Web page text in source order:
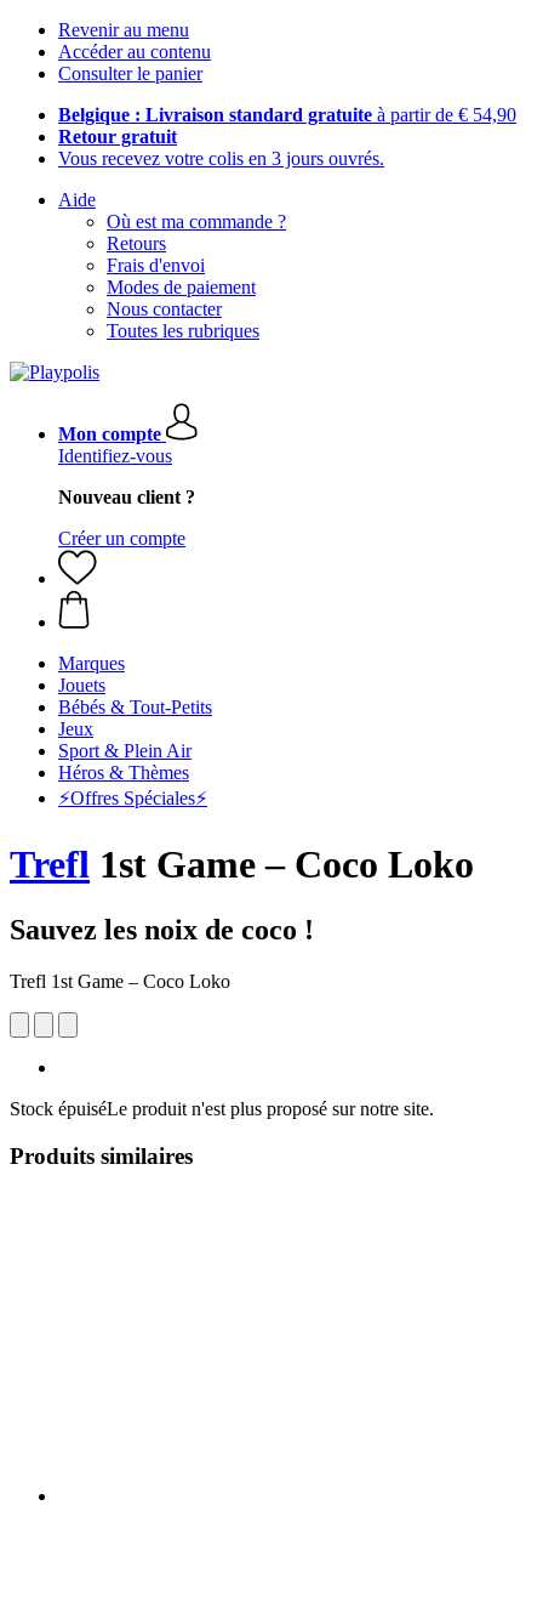
Revenir au menu
Accéder au contenu
Consulter le panier
Belgique : Livraison standard gratuite à partir de € 54,90
Retour gratuit
Vous recevez votre colis en 3 jours ouvrés.
Aide
Où est ma commande ?
Retours
Frais d'envoi
Modes de paiement
Nous contacter
Toutes les rubriques
Mon compte
Identifiez-vous
Nouveau client ?
Créer un compte
Marques
Jouets
Bébés & Tout-Petits
Jeux
Sport & Plein Air
Héros & Thèmes
⚡️Offres Spéciales⚡️
Trefl 1st Game – Coco Loko
Sauvez les noix de coco !
Trefl 1st Game – Coco Loko
Stock épuiséLe produit n'est plus proposé sur notre site.
Produits similaires